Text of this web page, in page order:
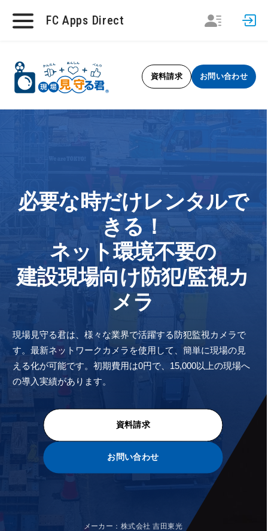
FC Apps Direct
資料請求 お問い合わせ
必要な時だけレンタルで
きる！
ネット環境不要の
建設現場向け防犯/監視カ
メラ
現場見守る君は、様々な業界で活躍する防犯監視カメラで
す。最新ネットワークカメラを使用して、簡単に現場の見
える化が可能です。初期費用は0円で、15,000以上の現場へ
の導入実績があります。
資料請求
お問い合わせ
メーカー：株式会社 吉田東光